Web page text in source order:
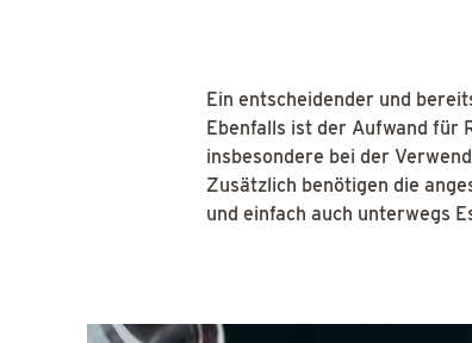
Ein entscheidender und
Ebenfalls ist der Aufwand für
insbesondere bei der
Zusätzlich benötigen die
und einfach auch unterwegs